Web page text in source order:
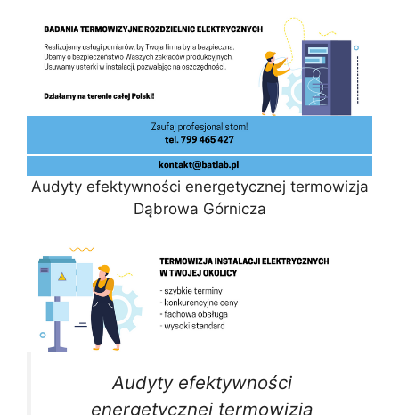
Audyty efektywności energetycznej termowizja
Dąbrowa Górnicza
Audyty efektywności
energetycznej termowizja